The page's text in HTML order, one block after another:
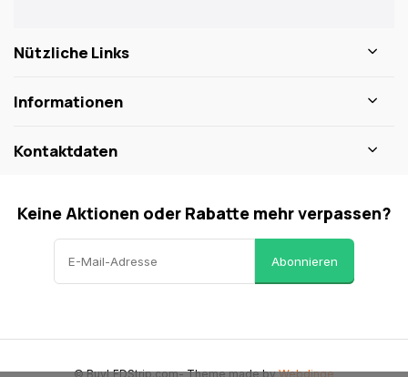
Nützliche Links
Informationen
Kontaktdaten
Keine Aktionen oder Rabatte mehr verpassen?
Abonnieren
© BuyLEDStrip.com- Theme made byWebdinge